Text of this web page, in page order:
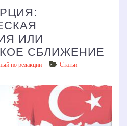
ИЛИ
СБЛИЖЕНИЕ
по редакции Статьи